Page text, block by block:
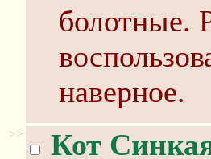
болотные.
наверное.
>> Кот